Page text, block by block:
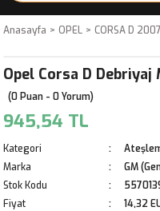
Anasayfa OPEL CORSA D
Opel Corsa D
(0 Puan - 0 Yorum)
945,54 TL
Kategori
Marka
GM
Stok Kodu
Fiyat
14,32